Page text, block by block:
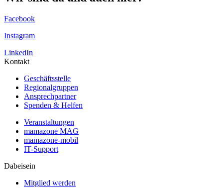
Facebook
Instagram
LinkedIn
Kontakt
Geschäftsstelle
Regionalgruppen
Ansprechpartner
Spenden & Helfen
Veranstaltungen
mamazone MAG
mamazone-mobil
IT-Support
Dabeisein
Mitglied werden